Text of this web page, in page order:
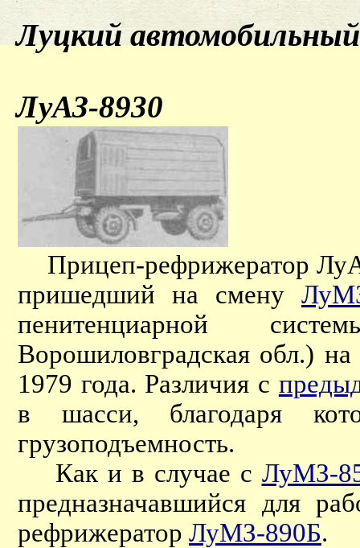
Луцкий
ЛуАЗ-8930
Прицеп-рефрижератор
пришедший на смену
пенитенциарной
Ворошиловградская обл.)
1979 года. Различия с
в шасси, благодаря
грузоподъемность.
Как и в случае с ЛуМЗ-
предназначавшийся для
рефрижератор ЛуМЗ-890Б.